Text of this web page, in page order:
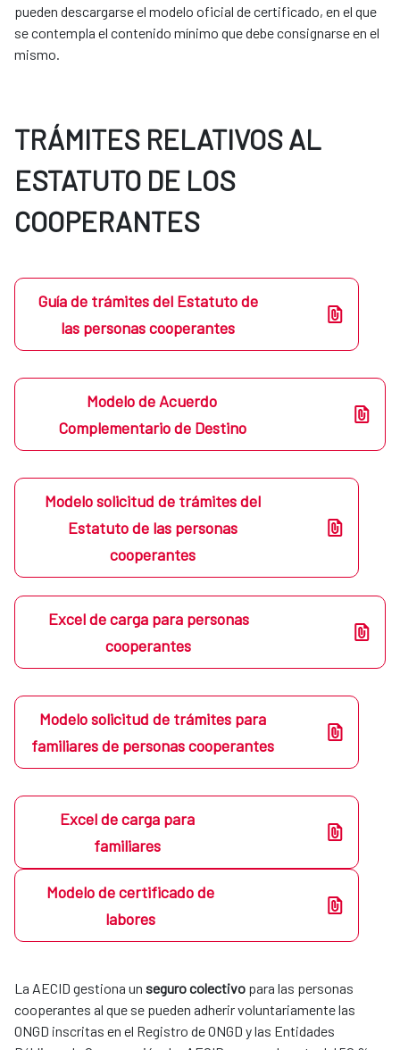
pueden descargarse el modelo oficial de certificado, en el que
se contempla el contenido mínimo que debe consignarse en el
mismo.
TRÁMITES RELATIVOS AL
ESTATUTO DE LOS
COOPERANTES
Guía de trámites del Estatuto de
las personas cooperantes
Modelo de Acuerdo
Complementario de Destino
Modelo solicitud de trámites del
Estatuto de las personas
cooperantes
Excel de carga para personas
cooperantes
Modelo solicitud de trámites para
familiares de personas cooperantes
Excel de carga para
familiares
Modelo de certificado de
labores
La AECID gestiona un seguro colectivo para las personas
cooperantes al que se pueden adherir voluntariamente las
ONGD inscritas en el Registro de ONGD y las Entidades